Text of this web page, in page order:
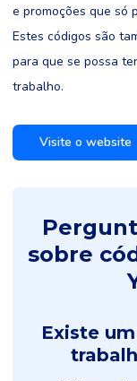
e promoções que só
Estes códigos são
para que se possa
trabalho.
Visite o website
sobre
Existe